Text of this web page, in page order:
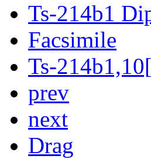
Ts-214b1
Facsimile
Ts-
prev
next
Drag